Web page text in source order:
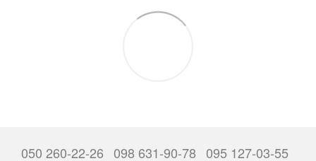
050 260-22-26 098 631-90-78 095 127-03-55